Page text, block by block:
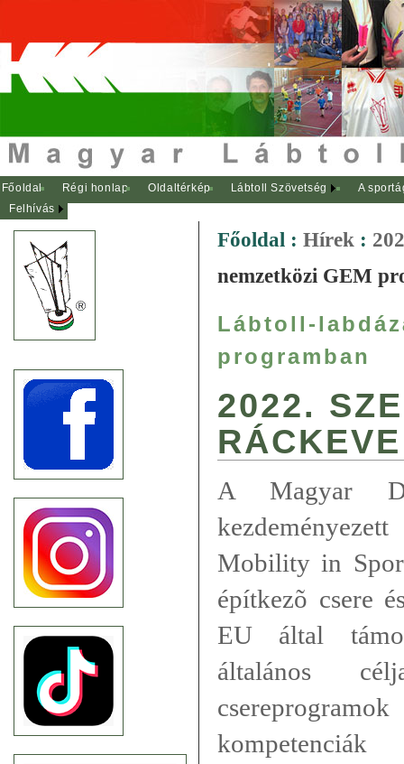
Főoldal Régi honlap Oldaltérkép Lábtoll Szövetség
A
Felhívás
Főoldal : Hírek :
nemzetközi GEM
Lábtoll-
programban
2022.
RÁCKEVE
A Magyar
Mobility in
építkezõ csere
EU által
általános